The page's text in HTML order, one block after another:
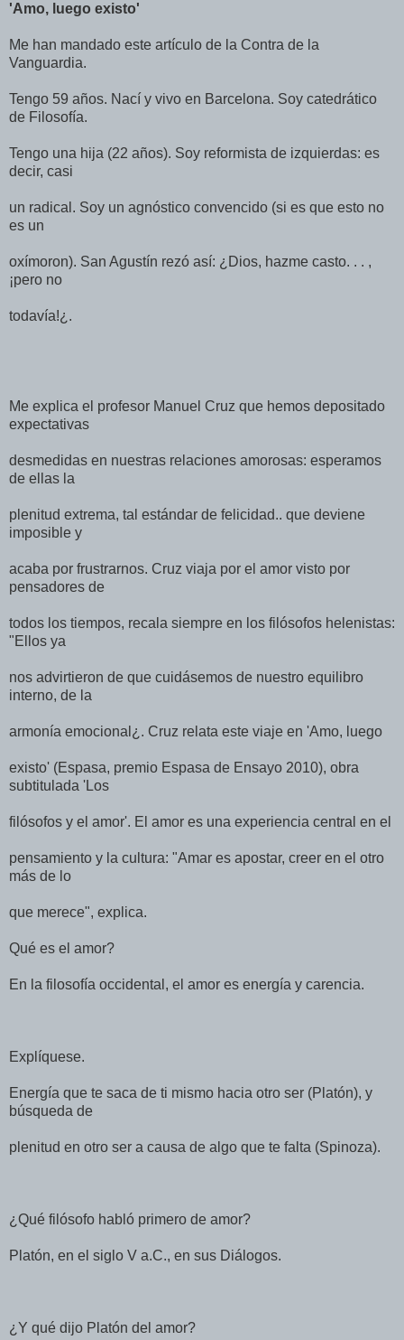
'Amo, luego existo'
Me han mandado este artículo de la Contra de la
Vanguardia.
Tengo 59 años. Nací y vivo en Barcelona. Soy catedrático
de Filosofía.
Tengo una hija (22 años). Soy reformista de izquierdas: es
decir, casi
un radical. Soy un agnóstico convencido (si es que esto no
es un
oxímoron). San Agustín rezó así: ¿Dios, hazme casto. . . ,
¡pero no
todavía!¿.
Me explica el profesor Manuel Cruz que hemos depositado
expectativas
desmedidas en nuestras relaciones amorosas: esperamos
de ellas la
plenitud extrema, tal estándar de felicidad.. que deviene
imposible y
acaba por frustrarnos. Cruz viaja por el amor visto por
pensadores de
todos los tiempos, recala siempre en los filósofos helenistas:
"Ellos ya
nos advirtieron de que cuidásemos de nuestro equilibro
interno, de la
armonía emocional¿. Cruz relata este viaje en 'Amo, luego
existo' (Espasa, premio Espasa de Ensayo 2010), obra
subtitulada 'Los
filósofos y el amor'. El amor es una experiencia central en el
pensamiento y la cultura: "Amar es apostar, creer en el otro
más de lo
que merece", explica.
Qué es el amor?
En la filosofía occidental, el amor es energía y carencia.
Explíquese.
Energía que te saca de ti mismo hacia otro ser (Platón), y
búsqueda de
plenitud en otro ser a causa de algo que te falta (Spinoza).
¿Qué filósofo habló primero de amor?
Platón, en el siglo V a.C., en sus Diálogos.
¿Y qué dijo Platón del amor?